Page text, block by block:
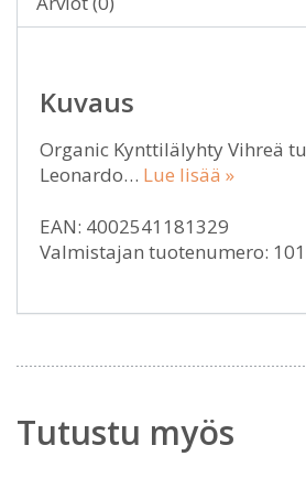
Kuvaus
Organic Kynttilälyhty Vihreä
Leonardo… Lue lisää »
EAN: 4002541181329
Valmistajan tuotenumero:
Tutustu myös